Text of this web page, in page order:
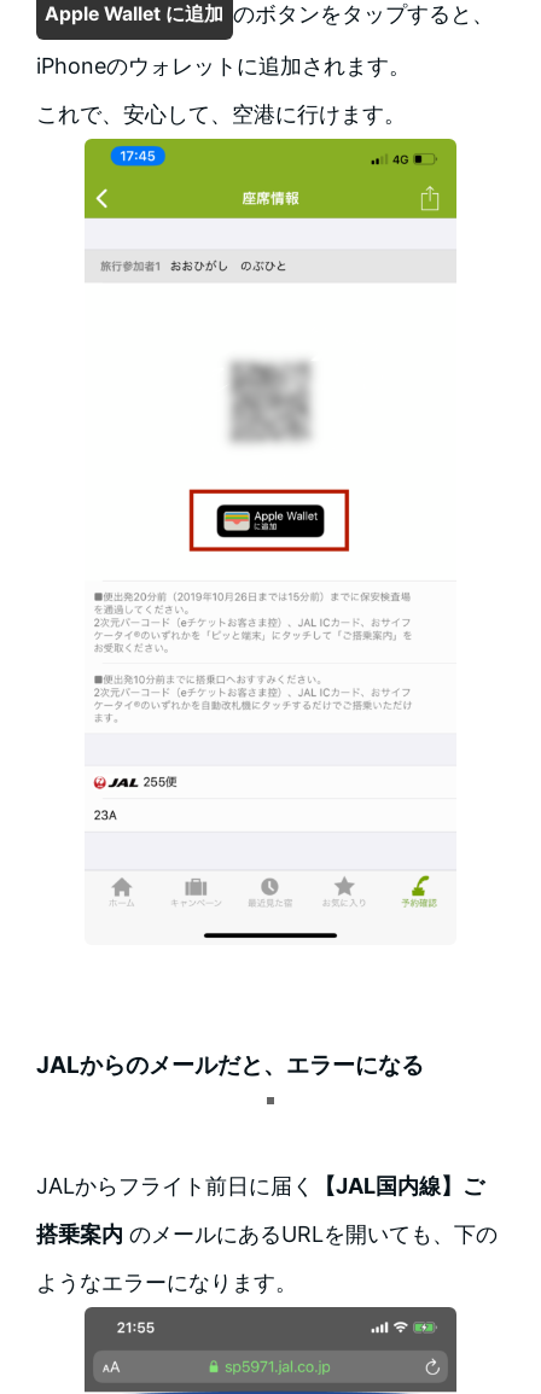
Apple Wallet に追加 のボタンをタップすると、
iPhoneのウォレットに追加されます。
これで、安心して、空港に行けます。
JALからのメールだと、エラーになる
JALからフライト前日に届く
【JAL国内線】ご
搭乗案内 のメールにあるURLを開いても、下の
ようなエラーになります。